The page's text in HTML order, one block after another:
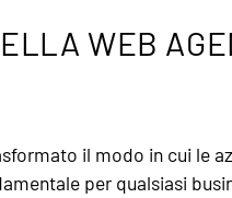
WEB
il modo in cui le
per qualsiasi